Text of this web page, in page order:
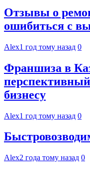
Отзывы о
ошибиться с
Alex1 год тому назад 0
Франшиза в
бизнесу
Alex1 год тому назад 0
Alex2 года тому назад 0